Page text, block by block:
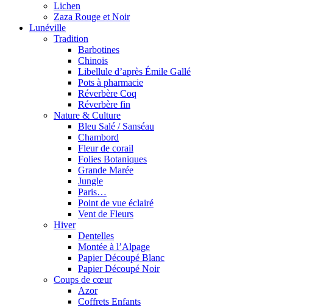
Lichen
Zaza Rouge et Noir
Lunéville
Tradition
Barbotines
Chinois
Libellule d’après Émile Gallé
Pots à pharmacie
Réverbère Coq
Réverbère fin
Nature & Culture
Bleu Salé / Sanséau
Chambord
Fleur de corail
Folies Botaniques
Grande Marée
Jungle
Paris…
Point de vue éclairé
Vent de Fleurs
Hiver
Dentelles
Montée à l’Alpage
Papier Découpé Blanc
Papier Découpé Noir
Coups de cœur
Azor
Coffrets Enfants